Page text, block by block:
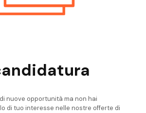
Valsugana Ingegnere
nuove opportunità ma non hai
di tuo interesse nelle nostre offerte di